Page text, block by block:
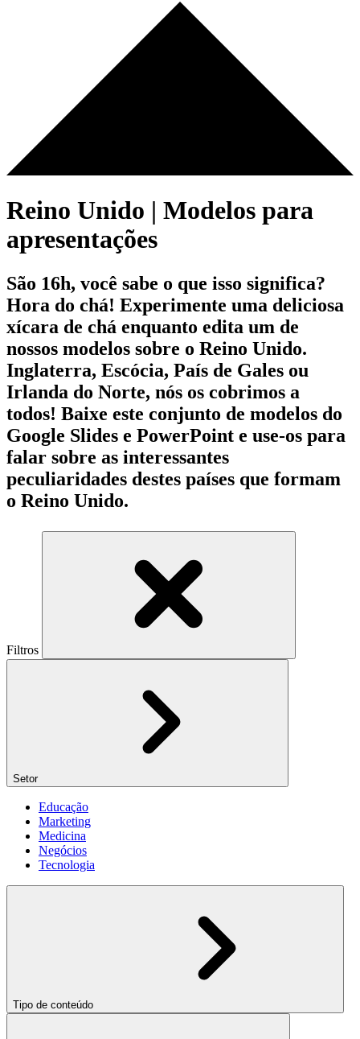
Reino Unido | Modelos para
apresentações
São 16h, você sabe o que isso significa?
Hora do chá! Experimente uma deliciosa
xícara de chá enquanto edita um de
nossos modelos sobre o Reino Unido.
Inglaterra, Escócia, País de Gales ou
Irlanda do Norte, nós os cobrimos a
todos! Baixe este conjunto de modelos do
Google Slides e PowerPoint e use-os para
falar sobre as interessantes
peculiaridades destes países que formam
o Reino Unido.
Filtros
Setor
Educação
Marketing
Medicina
Negócios
Tecnologia
Tipo de conteúdo